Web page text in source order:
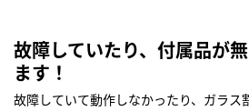
故障していたり、付属品が
ます！
故障していて動作しなかったり、ガラス